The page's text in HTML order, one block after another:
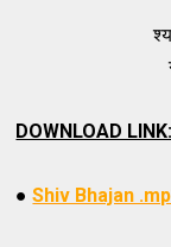
DOWNLOAD
●Shiv Bhajan